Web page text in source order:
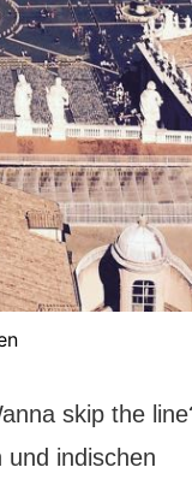
skip the
indischen